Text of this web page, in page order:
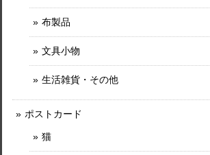
布製品
文具小物
生活雑貨・その他
ポストカード
猫